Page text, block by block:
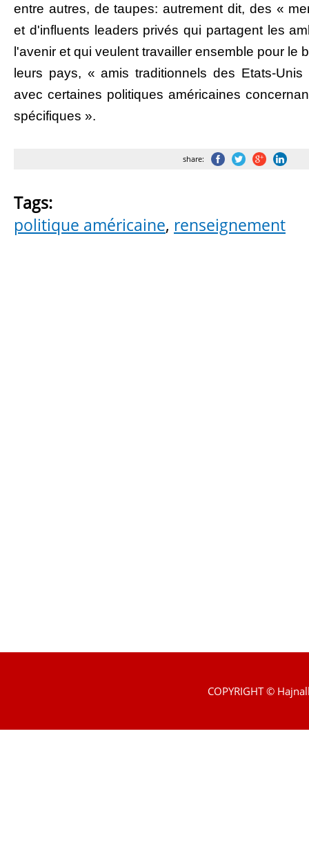
entre autres, de taupes: autrement dit, des «
et d'influents leaders privés qui partagent les
l'avenir et qui veulent travailler ensemble pour le
leurs pays, « amis traditionnels des Etats-
avec certaines politiques américaines
spécifiques ».
share:
Tags:
politique américaine, renseignement
COPYRIGHT ©